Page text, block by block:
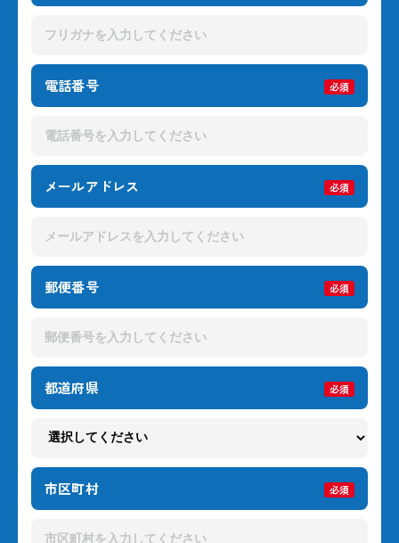
電話番号 必須
メールアドレス 必須
郵便番号 必須
都道府県 必須
市区町村 必須